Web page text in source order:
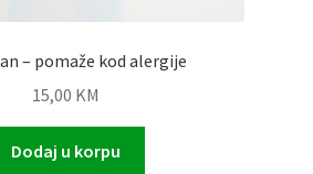
– pomaže kod alergije
15,00 KM
Dodaj u korpu